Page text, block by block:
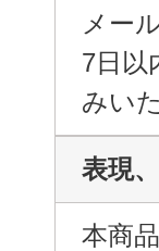
メー
7日以
みい
表現
本商